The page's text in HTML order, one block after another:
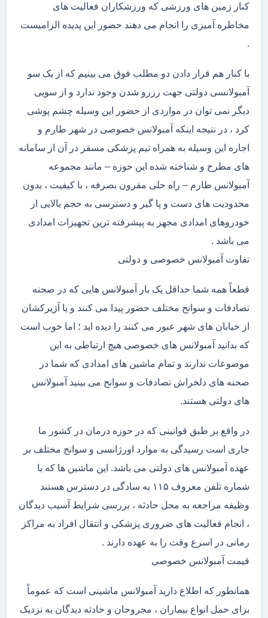
کنار زمین های ورزشی که ورزشکاران فعالیت های
مخاطره آمیزی را انجام می دهند حضور این پدیده الزامیست
.
با کنار هم قرار دادن دو مطلب فوق می بینیم که از یک سو
آمبولانسی دولتی جهت رزرو شدن وجود ندارد و از سویی
دیگر نمی توان در مواردی از حضور این وسیله چشم پوشی
کرد ، در نتیجه اینکه آمبولانس خصوصی در شهر طارم و
اجاره این وسیله به همراه تیم پزشکی مسقر در آن از سامانه
های مطرح و شناخته شده این حوزه – مانند مجموعه
آمبولانس طارم – راه حلی مقرون بصرفه ، با کیفیت ، بدون
محدودیت های دست و پا گیر و دسترسی به حجم بالایی از
خودروهای امدادی مجهز به پیشرفته ترین تجهیزات امدادی
می باشد .
تفاوت آمبولانس خصوصی و دولتی
قطعاً همه شما حداقل یک بار آمبولانس هایی که در صحنه
تصادفات و سوانح مختلف حضور پیدا می کنند و یا آژیرکشان
از خیابان های شهر عبور می کنند را دیده اید ؛ اما خوب است
که بدانید آمبولانس های خصوصی هیچ ارتباطی به این
موضوعات ندارند و تمام ماشین های امدادی که شما در
صحنه های دلخراش تصادفات و سوانح می بینید آمبولانس
های دولتی هستند.
در واقع بر طبق قوانینی که در حوزه درمان در کشور ما
جاری است رسیدگی به موارد اورژانسی و سوانح مختلف بر
عهده آمبولانس های دولتی می باشد. این ماشین ها که با
شماره تلفن معروف ۱۱۵ به سادگی در دسترس هستند
وظیفه مراجعه به محل حادثه ، بررسی شرایط آسیب دیدگان
، انجام فعالیت های ضروری پزشکی و انتقال افراد به مراکز
رمانی در اسرع وقت را به عهده دارند .
قیمت آمبولانس خصوصی
همانطور که اطلاع دارید آمبولانس ماشینی است که عموماً
برای حمل انواع بیماران ، مجروحان و حادثه دیدگان به نزدیک